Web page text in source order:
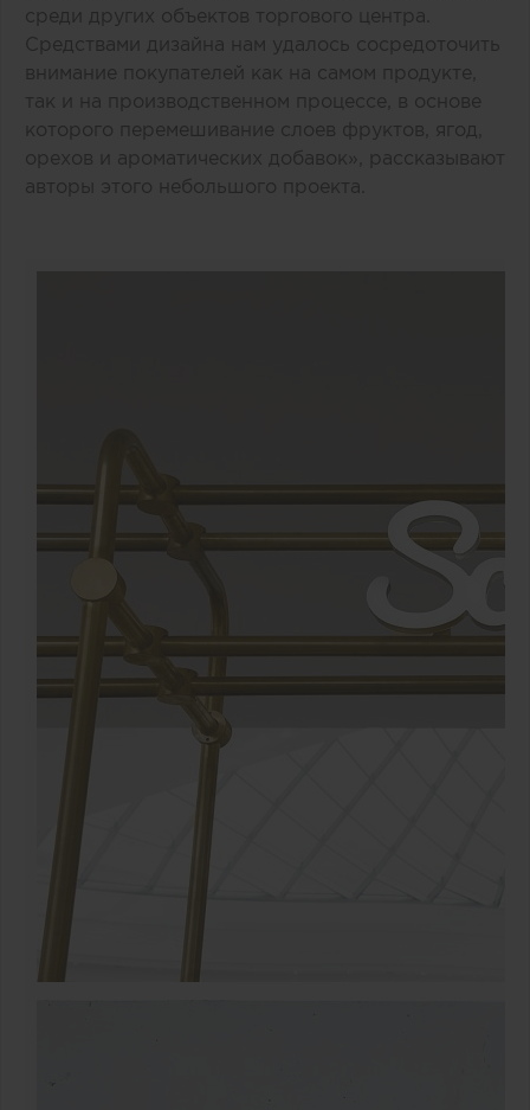
среди других объектов торгового центра.
Средствами дизайна нам удалось сосредоточить
внимание покупателей как на самом продукте,
так и на производственном процессе, в основе
которого перемешивание слоев фруктов, ягод,
орехов и ароматических добавок», рассказывают
авторы этого небольшого проекта.